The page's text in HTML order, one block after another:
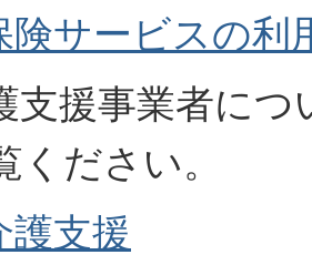
険サービスの利
支援事業者に
ください。
護支援